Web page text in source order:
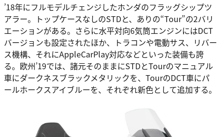
’18年にフルモデルチェンジしたホンダのフラッグシップツ
アラー。トップケースなしのSTDと、ありの“Tour”の2バリ
エーションがある。さらに水平対向6気筒エンジンにはDCT
バージョンも設定されたほか、トラコンや電動サス、リバー
ス機構、それにAppleCarPlay対応などといった装備も誇
る。欧州’19では、諸元そのままにSTDとTourのマニュアル
車にダークネスブラックメタリックを、TourのDCT車にパ
ールホークスアイブルーを、それぞれ新色として追加する。